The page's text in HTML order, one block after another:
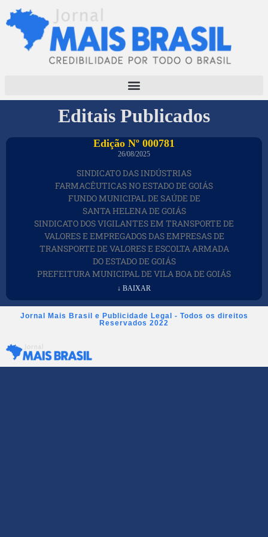
Editais Publicados
Edição Nº 000781
26/08/2025
SINDICATO DAS INDÚSTRIAS
FARMACÊUTICAS NO ESTADO DE GOIÁS
FUNDO MUNICIPAL DE SAÚDE DE
SANTA HELENA DE GOIÁS
SINDICATO DOS VIGILANTES EM TRANSPORTE DE
VALORES E EMPREGADOS DAS EMPRESAS DE
TRANSPORTE DE VALORES E ESCOLTA ARMADA
DO ESTADO DE GOIÁS
PREFEITURA MUNICIPAL DE VILA BOA DE GOIÁS
↓ BAIXAR
Jornal Mais Brasil e Publicidade Legal - Todos os direitos
Reservados 2022